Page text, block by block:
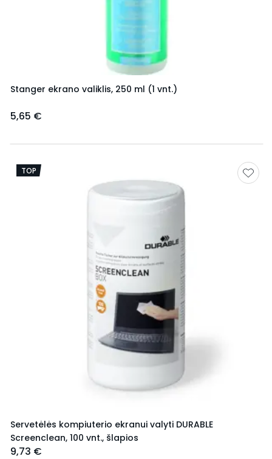
Stanger ekrano valiklis, 250 ml (1 vnt.)
5,65 €
TOP
Servetėlės kompiuterio ekranui valyti DURABLE
Screenclean, 100 vnt., šlapios
9,73 €